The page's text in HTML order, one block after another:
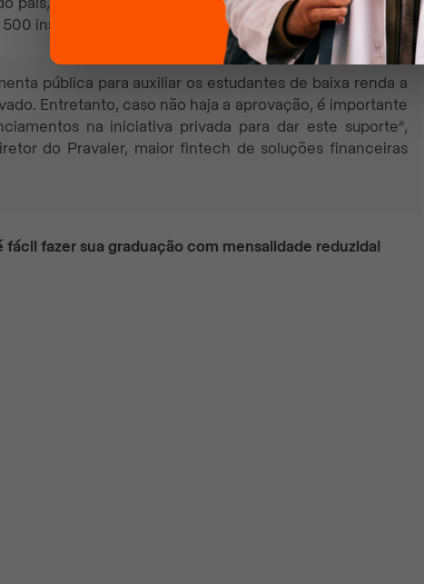
instituições de ensino de todo o Brasil.
pública para auxiliar os estudantes de baixa renda a
Entretanto, caso não haja a aprovação, é importante
na iniciativa privada para dar este suporte”,
do Pravaler, maior fintech de soluções financeiras
fazer sua graduação com mensalidade reduzida!